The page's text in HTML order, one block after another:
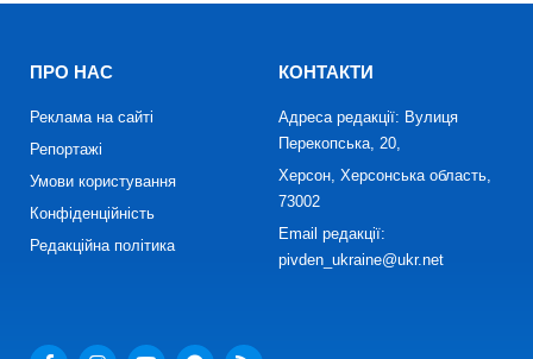
ПРО НАС
Реклама на сайті
Репортажі
Умови користування
Конфіденційність
Редакційна політика
КОНТАКТИ
Адреса редакції: Вулиця
Перекопська, 20,
Херсон, Херсонська область,
73002
Email редакції:
pivden_ukraine@ukr.net